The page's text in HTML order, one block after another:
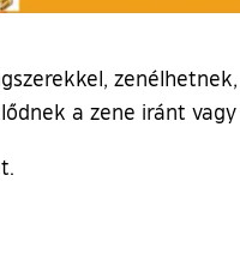
a zene iránt